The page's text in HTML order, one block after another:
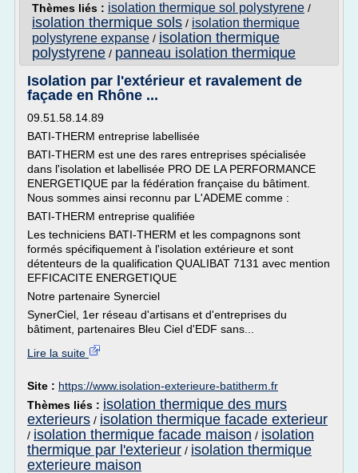
Thèmes liés : isolation thermique sol polystyrene /
isolation thermique sols / isolation thermique
polystyrene expanse / isolation thermique
polystyrene / panneau isolation thermique
Isolation par l'extérieur et ravalement de
façade en Rhône ...
09.51.58.14.89
BATI-THERM entreprise labellisée
BATI-THERM est une des rares entreprises spécialisée
dans l'isolation et labellisée PRO DE LA PERFORMANCE
ENERGETIQUE par la fédération française du bâtiment.
Nous sommes ainsi reconnu par L'ADEME comme :
BATI-THERM entreprise qualifiée
Les techniciens BATI-THERM et les compagnons sont
formés spécifiquement à l'isolation extérieure et sont
détenteurs de la qualification QUALIBAT 7131 avec mention
EFFICACITE ENERGETIQUE
Notre partenaire Synerciel
SynerCiel, 1er réseau d'artisans et d'entreprises du
bâtiment, partenaires Bleu Ciel d'EDF sans...
Lire la suite
Site : https://www.isolation-exterieure-batitherm.fr
Thèmes liés : isolation thermique des murs
exterieurs / isolation thermique facade exterieur
/ isolation thermique facade maison / isolation
thermique par l'exterieur / isolation thermique
exterieure maison